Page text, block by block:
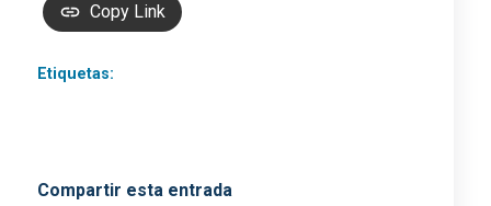
Copy Link
Etiquetas:
Compartir esta entrada